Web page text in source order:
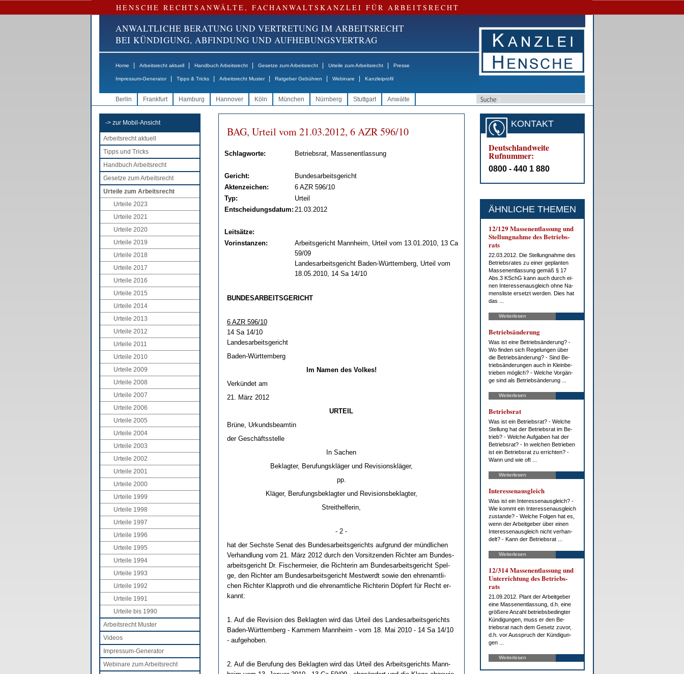
HENSCHE RECHTSANWÄLTE, FACHANWALTSKANZLEI FÜR ARBEITSRECHT
ANWALTLICHE BERATUNG UND VERTRETUNG IM ARBEITSRECHT
BEI KÜNDIGUNG, ABFINDUNG UND AUFHEBUNGSVERTRAG
Home Arbeitsrecht aktuell Handbuch Arbeitsrecht Gesetze zum Arbeitsrecht Urteile zum Arbeitsrecht Presse
Impressum-Generator Tipps & Tricks Arbeitsrecht Muster Ratgeber Gebühren Webinare Kanzleiprofil
Berlin Frankfurt Hamburg Hannover Köln München Nürnberg Stuttgart Anwälte
-> zur Mobil-Ansicht
Arbeitsrecht aktuell
Tipps und Tricks
Handbuch Arbeitsrecht
Gesetze zum Arbeitsrecht
Urteile zum Arbeitsrecht
Urteile 2023
Urteile 2021
Urteile 2020
Urteile 2019
Urteile 2018
Urteile 2017
Urteile 2016
Urteile 2015
Urteile 2014
Urteile 2013
Urteile 2012
Urteile 2011
Urteile 2010
Urteile 2009
Urteile 2008
Urteile 2007
Urteile 2006
Urteile 2005
Urteile 2004
Urteile 2003
Urteile 2002
Urteile 2001
Urteile 2000
Urteile 1999
Urteile 1998
Urteile 1997
Urteile 1996
Urteile 1995
Urteile 1994
Urteile 1993
Urteile 1992
Urteile 1991
Urteile bis 1990
Arbeitsrecht Muster
Videos
Impressum-Generator
Webinare zum Arbeitsrecht
BAG, Ur­teil vom 21.03.2012, 6 AZR 596/10
Schlagworte: Betriebsrat, Massenentlassung
Gericht:
Bundesarbeitsgericht
Aktenzeichen:
6 AZR 596/10
Typ:
Urteil
Entscheidungsdatum: 21.03.2012
Leitsätze:
Vorinstanzen:
Arbeitsgericht Mannheim, Urteil vom 13.01.2010, 13 Ca
59/09
Landesarbeitsgericht Baden-Württemberg, Urteil vom
18.05.2010, 14 Sa 14/10
BUN­DES­AR­BEITS­GERICHT
6 AZR 596/10
14 Sa 14/10
Lan­des­ar­beits­ge­richt
Ba­den-Würt­tem­berg
Im Na­men des Vol­kes!
Verkündet am
21. März 2012
UR­TEIL
Brüne, Ur­kunds­be­am­tin
der Geschäfts­stel­le
In Sa­chen
Be­klag­ter, Be­ru­fungskläger und Re­vi­si­onskläger,
pp.
Kläger, Be­ru­fungs­be­klag­ter und Re­vi­si­ons­be­klag­ter,
Streit­hel­fe­rin,
- 2 -
hat der Sechs­te Se­nat des Bun­des­ar­beits­ge­richts auf­grund der münd­li­chen
Ver­hand­lung vom 21. März 2012 durch den Vor­sit­zen­den Rich­ter am Bun­des­
ar­beits­ge­richt Dr. Fi­scher­mei­er, die Rich­te­rin am Bun­des­ar­beits­ge­richt Spel­
ge, den Rich­ter am Bun­des­ar­beits­ge­richt Mest­werdt so­wie den eh­ren­amt­li­
chen Rich­ter Klap­proth und die eh­ren­amt­li­che Rich­te­rin Döpfert für Recht er­
kannt:
1. Auf die Re­vi­si­on des Be­klag­ten wird das Ur­teil des Lan­des­ar­beits­ge­richts
Ba­den-Würt­tem­berg - Kam­mern Mann­heim - vom 18. Mai 2010 - 14 Sa 14/10
- auf­ge­ho­ben.
2. Auf die Be­ru­fung des Be­klag­ten wird das Ur­teil des Ar­beits­ge­richts Mann­
KONTAKT
Deutschlandweite
Rufnummer:
0800 - 440 1 880
ÄHNLICHE THEMEN
12/129 Mas­sen­ent­las­sung und
Stel­lung­nah­me des Be­triebs­
rats
22.03.2012. Die Stel­lung­nah­me des
Be­triebs­ra­tes zu ei­ner ge­plan­ten
Mas­sen­ent­las­sung ge­mäß § 17
Abs.3 KSchG kann auch durch ei­
nen In­ter­es­sen­aus­gleich oh­ne Na­
mens­lis­te er­setzt wer­den. Dies hat
das ...
Weiterlesen
Be­trieb­s­än­de­rung
Was ist ei­ne Be­trieb­s­än­de­rung? -
Wo fin­den sich Re­ge­lun­gen über
die Be­trieb­s­än­de­rung? - Sind Be­
trieb­s­än­de­run­gen auch in Klein­be­
trie­ben mög­lich? - Wel­che Vor­gän­
ge sind als Be­trieb­s­än­de­rung ...
Weiterlesen
Be­triebs­rat
Was ist ein Be­triebs­rat? - Wel­che
Stel­lung hat der Be­triebs­rat im Be­
trieb? - Wel­che Auf­ga­ben hat der
Be­triebs­rat? - In wel­chen Be­trie­ben
ist ein Be­triebs­rat zu er­rich­ten? -
Wann und wie oft ...
Weiterlesen
In­ter­es­sen­aus­gleich
Was ist ein In­ter­es­sen­aus­gleich? -
Wie kommt ein In­ter­es­sen­aus­gleich
zu­stan­de? - Wel­che Fol­gen hat es,
wenn der Ar­beit­ge­ber über ei­nen
In­ter­es­sen­aus­gleich nicht ver­han­
delt? - Kann der Be­triebs­rat ...
Weiterlesen
12/314 Mas­sen­ent­las­sung und
Un­ter­rich­tung des Be­triebs­
rats
21.09.2012. Plant der Ar­beit­ge­ber
ei­ne Mas­sen­ent­las­sung, d.h. ei­ne
grö­ße­re An­zahl be­triebs­be­ding­ter
Kün­di­gun­gen, muss er den Be­
triebs­rat nach dem Ge­setz zu­vor,
d.h. vor Aus­spruch der Kün­di­gun­
gen ...
Weiterlesen